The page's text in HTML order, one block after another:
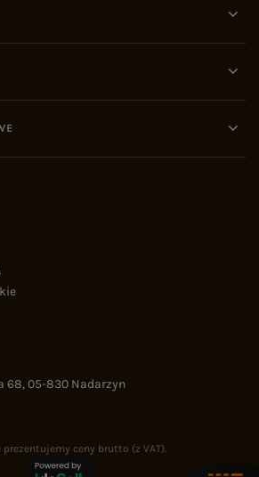
68,05-830 Nadarzyn
prezentujemy ceny brutto (z VAT).